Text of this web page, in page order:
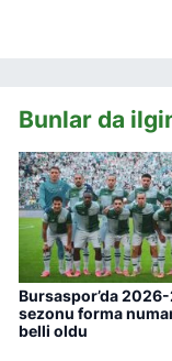
Bunlar da
Bursaspor’da
sezonu forma
belli oldu